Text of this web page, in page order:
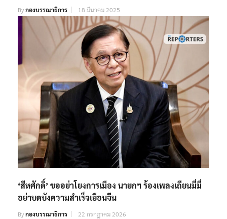
Byกองบรรณาธิการ 18 มีนาคม 2025
‘สีหศักดิ์’ ขออย่าโยงการเมือง นายกฯ ร้องเพลงเถียนมี่มี่
อย่าบดบังความสำเร็จเยือนจีน
Byกองบรรณาธิการ 22 กรกฎาคม 2026